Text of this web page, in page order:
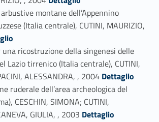
montane dell’Appennino
(Italia centrale), CUTINI, MAURIZIO,
ricostruzione della singenesi delle
Lazio tirrenico (Italia centrale), CUTINI,
ALESSANDRA, , 2004 Link identifier #identifier_person_4366-70
Dettaglio
ruderale dell’area archeologica del
CESCHIN, SIMONA; CUTINI,
GIULIA, , 2003Link identifier #identifier_person_187643-71Dettaglio